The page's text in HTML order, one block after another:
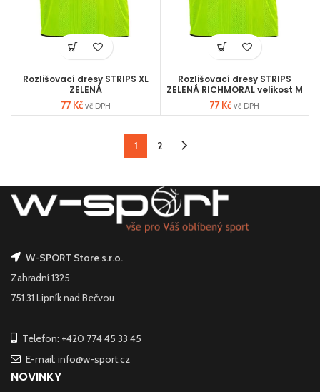
Rozlišovací dresy STRIPS XL
ZELENÁ
77Kč vč DPH
Rozlišovací dresy STRIPS
ZELENÁ RICHMORAL velikost M
77Kč vč DPH
1 2
W-SPORT Store s.r.o.
Zahradní 1325
751 31 Lipník nad Bečvou
Telefon: +420 774 45 33 45
E-mail: info@w-sport.cz
NOVINKY